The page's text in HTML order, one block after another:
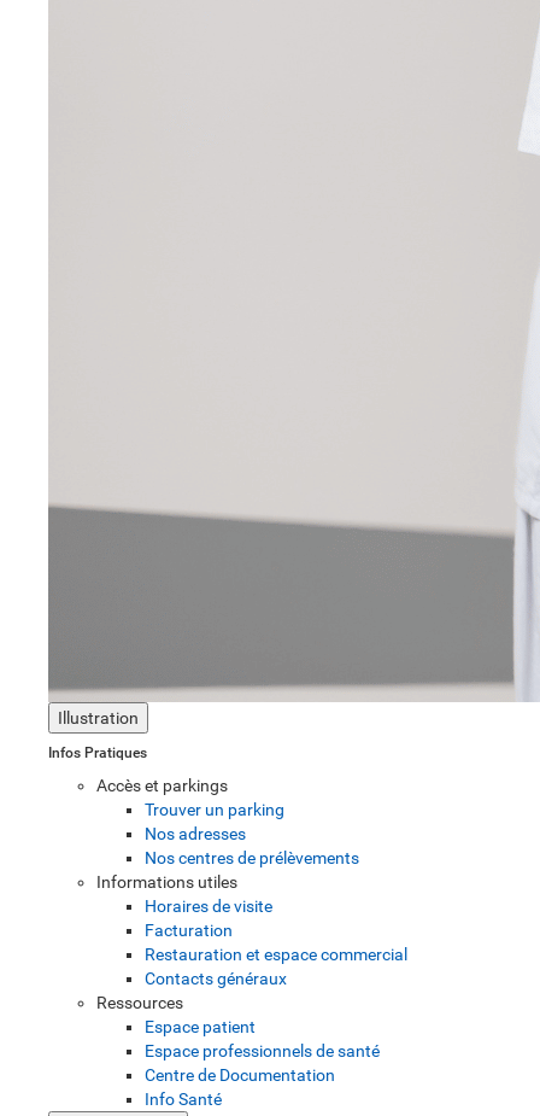
Illustration
Infos Pratiques
Accès et parkings
Trouver un parking
Nos adresses
Nos centres de prélèvements
Informations utiles
Horaires de visite
Facturation
Restauration et espace commercial
Contacts généraux
Ressources
Espace patient
Espace professionnels de santé
Centre de Documentation
Info Santé